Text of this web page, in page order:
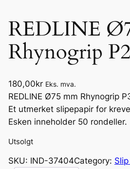
REDLINE
Rhynogrip
180,00kr Eks. mva.
REDLINE Ø75 mm Rhynogrip
Et utmerket slipepapir for
Esken inneholder 50 rondeller.
Utsolgt
SKU: IND-37404Category: